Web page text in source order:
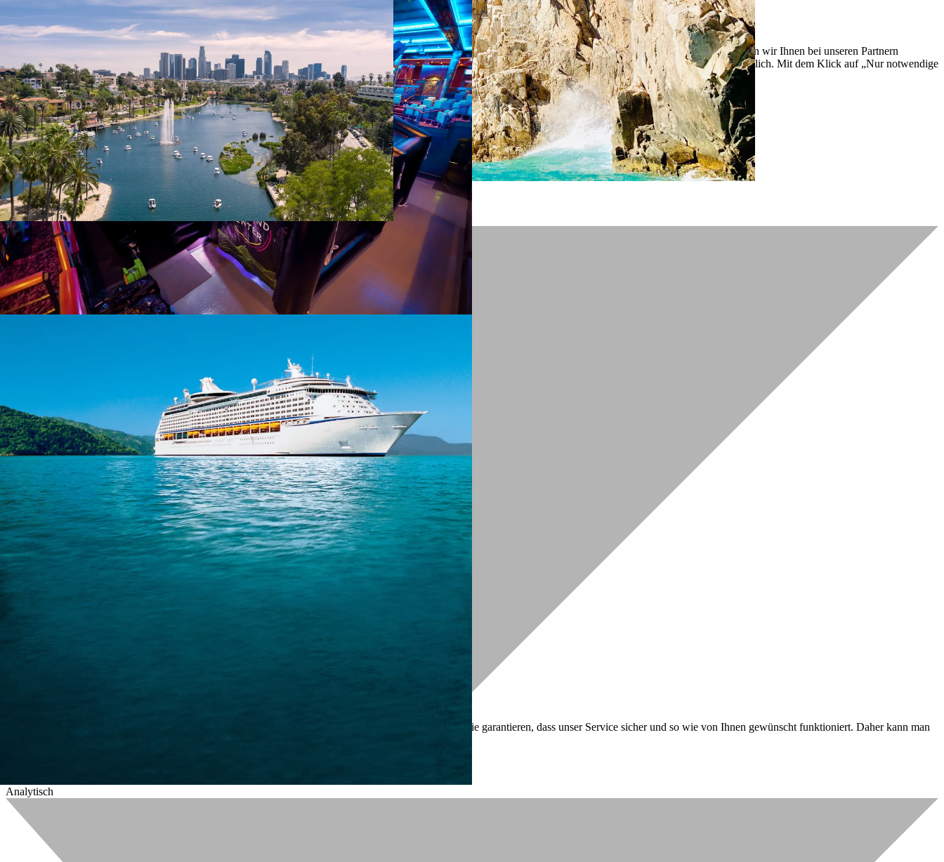
Unvergleichlich lecker
Mit dem Klick auf „geht klar” ermöglichen Sie uns Ihnen über Cookies ein verbessertes Nutzungserlebnis zu servieren und dieses kontinuierlich zu verbessern. So können wir Ihnen bei unseren Partnern
personalisierte Werbung und passende Angebote anzeigen. Über „anpassen” können Sie Ihre persönlichen Präferenzen festlegen. Dies ist auch nachträglich jederzeit möglich. Mit dem Klick auf „Nur notwendige
Cookies” werden lediglich technisch notwendige Cookies gespeichert.
Anpassen Geht klar
Datenschutzerklärung
Cookierichtlinie Impressum
« zurück
Ihre Cookie-Präferenzen verwalten
Wählen Sie, welche Cookies Sie auf check24.de akzeptieren.
Die Cookierichtlinie finden Sie
Notwendig
Diese Cookies und andere Informationen sind für die Funktion unserer Services unbedingt erforderlich. Sie garantieren, dass unser Service sicher und so wie von Ihnen gewünscht funktioniert. Daher kann man
Analytisch